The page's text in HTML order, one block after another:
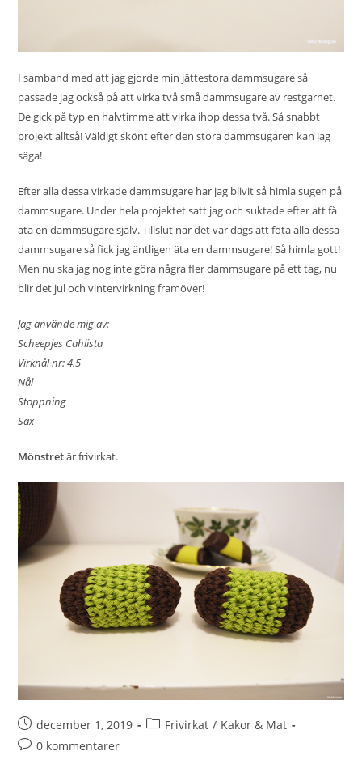
I samband med att jag gjorde min jättestora dammsugareså
passade jag också på att virka två små dammsugare av restgarnet.
De gick på typ en halvtimme att virka ihop dessa två. Så snabbt
projekt alltså! Väldigt skönt efter den stora dammsugaren kan jag
säga!
Efter alla dessa virkade dammsugare har jag blivit så himla sugen på
dammsugare. Under hela projektet satt jag och suktade efter att få
äta en dammsugare själv. Tillslut när det var dags att fota alla dessa
dammsugare så fick jag äntligen äta en dammsugare! Så himla gott!
Men nu ska jag nog inte göra några fler dammsugare på ett tag, nu
blir det jul och vintervirkning framöver!
Jag använde mig av:
Scheepjes Cahlista
Virknål nr: 4.5
Nål
Stoppning
Sax
Mönstretär frivirkat.
december 1, 2019 Frivirkat / Kakor & Mat
0 kommentarer